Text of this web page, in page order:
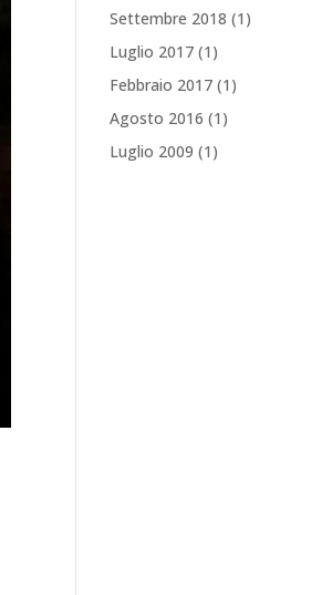
Settembre 2018 (1)
Luglio 2017 (1)
Febbraio 2017 (1)
Agosto 2016 (1)
Luglio 2009 (1)